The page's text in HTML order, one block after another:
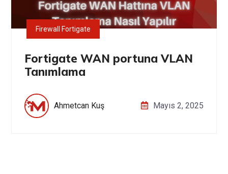
Firewall Fortigate
Fortigate WAN portuna VLAN
Tanımlama
Ahmetcan Kuş Mayıs 2, 2025